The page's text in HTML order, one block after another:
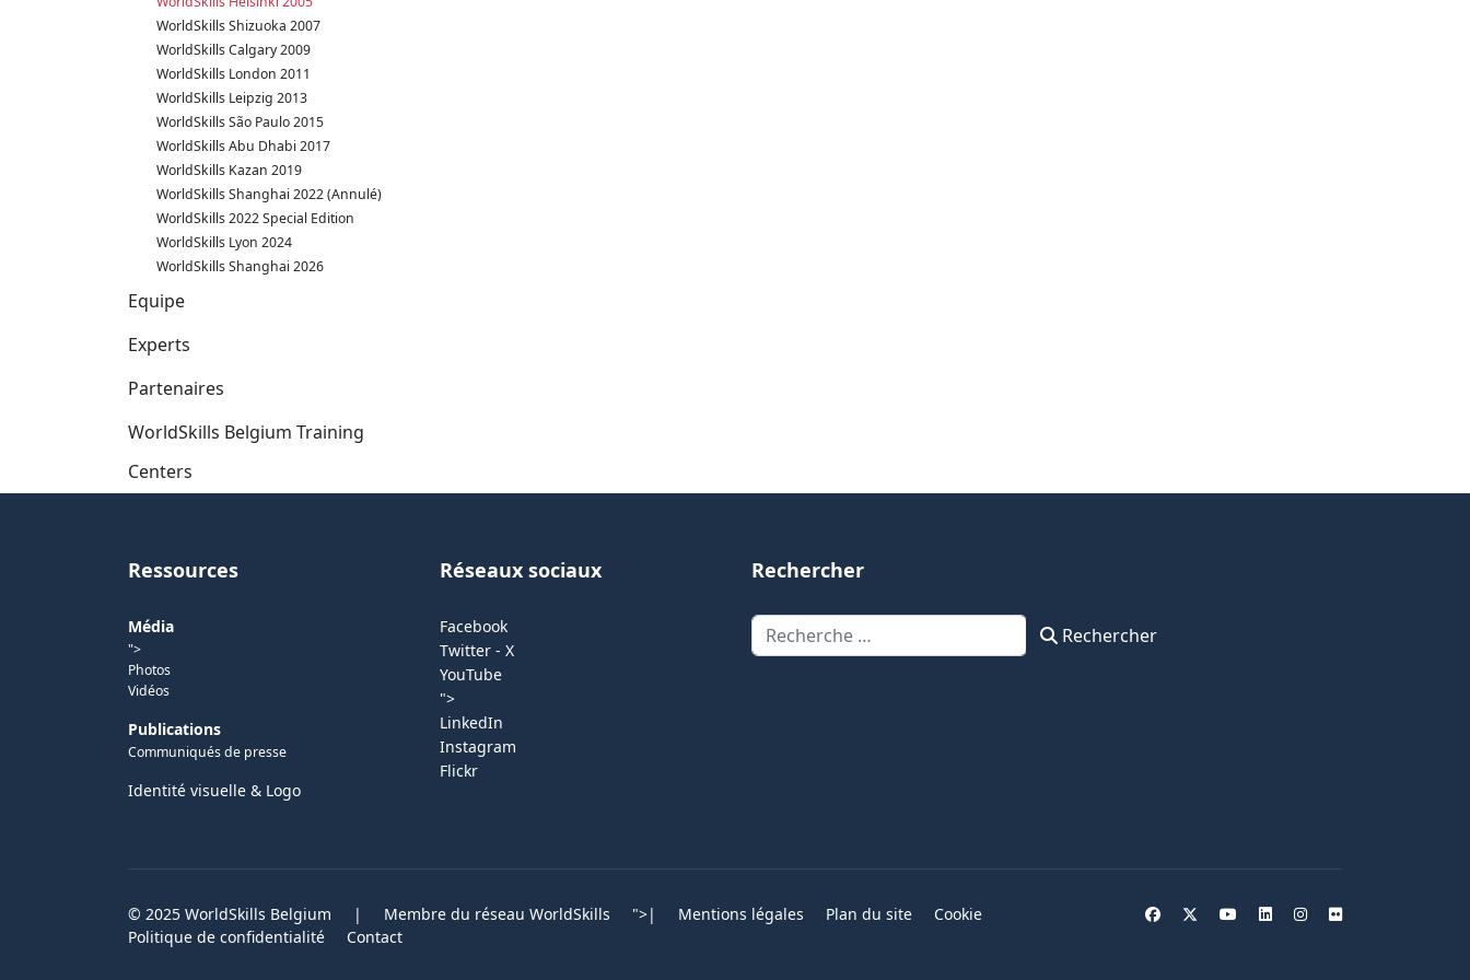
WorldSkills Shizuoka 2007
WorldSkills Calgary 2009
WorldSkills London 2011
WorldSkills Leipzig 2013
WorldSkills São Paulo 2015
WorldSkills Abu Dhabi 2017
WorldSkills Kazan 2019
WorldSkills Shanghai 2022 (Annulé)
WorldSkills 2022 Special Edition
WorldSkills Lyon 2024
WorldSkills Shanghai 2026
Equipe
Experts
Partenaires
WorldSkills Belgium Training
Centers
Ressources
Média
">
Photos
Vidéos
Publications
Communiqués de presse
Identité visuelle & Logo
Réseaux sociaux
Facebook
Twitter - X
YouTube
">
LinkedIn
Instagram
Flickr
Rechercher
Rechercher Rechercher
© 2025 WorldSkills Belgium | Membre du réseau WorldSkills ">| Mentions légales Plan du site
Cookie
Politique de confidentialité
Contact